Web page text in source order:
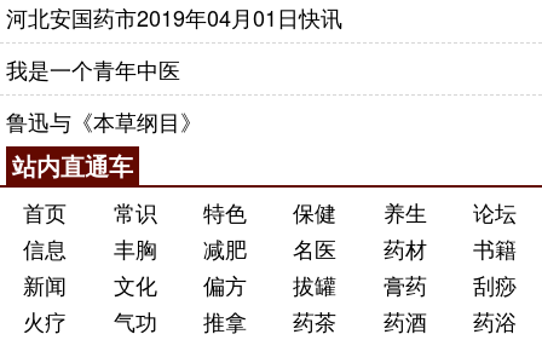
河北安国药市2019年04月01日快讯
我是一个青年中医
鲁迅与《本草纲目》
站内直通车
首页 常识 特色 保健 养生
论坛
信息
丰胸 减肥 名医 药材
书籍
新闻
文化 偏方 拔罐 膏药
刮痧
火疗
气功 推拿 药茶 药酒
药浴